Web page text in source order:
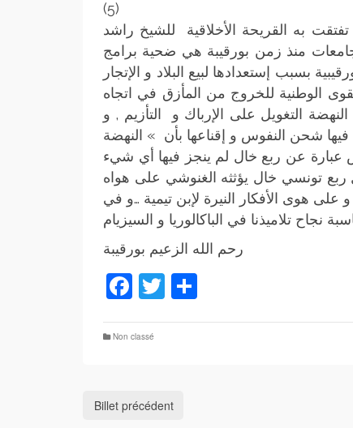
(5)
به القريحة الأخلاقية للشيخ راشد
منذ زمن بورقيبة هي ضحية برامج
بسبب إستعدادها لبيع البلاد و الإتجار
الوطنية للخروج من المأزق في اتجاه
التغويل على الإرباك و التأزيم , و
فيها شحن النفوس و إقناعها بأن » النهضة
عن ربع خال لم ينجز فيها أي شيء
ربع تونسي خال يؤثثه الغنوشي على هواه
و على هوى الأفكار النيرة لإبن تيمية …و في
رحم الله الزعيم بورقيبة
Facebook
Twitter
Non classé
Billet précédent